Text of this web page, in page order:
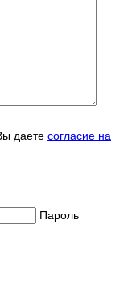
даете согласие на
Пароль